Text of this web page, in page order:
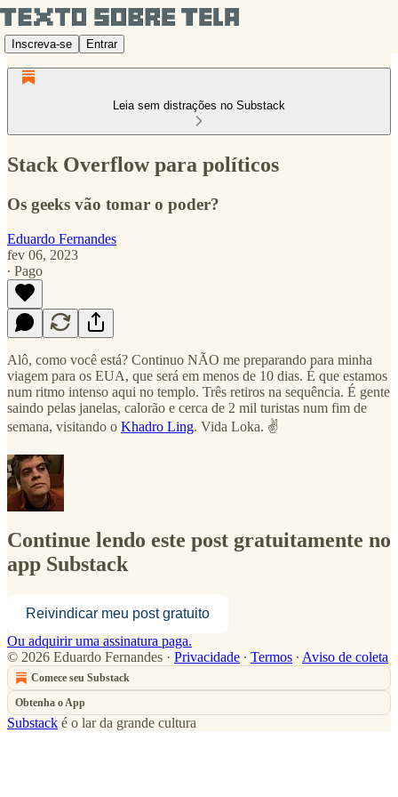
Inscreva-se Entrar
Leia sem distrações no Substack
Stack Overflow para políticos
Os geeks vão tomar o poder?
Eduardo Fernandes
fev 06, 2023
∙ Pago
Alô, como você está? Continuo NÃO me preparando para minha
viagem para os EUA, que será em menos de 10 dias. É que estamos
num ritmo intenso aqui no templo. Três retiros na sequência. É gente
saindo pelas janelas, calorão e cerca de 2 mil turistas num fim de
semana, visitando o Khadro Ling. Vida Loka. ✌️
Continue lendo este post gratuitamente no
app Substack
Reivindicar meu post gratuito
Ou adquirir uma assinatura paga.
© 2026 Eduardo Fernandes · Privacidade ∙ Termos ∙ Aviso de coleta
Comece seu Substack
Obtenha o App
Substack é o lar da grande cultura